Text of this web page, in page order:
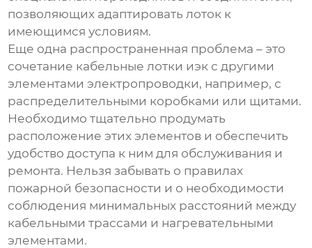
позволяющих адаптировать лоток к
имеющимся условиям.
Еще одна распространенная проблема – это
сочетание кабельные лотки иэк с другими
элементами электропроводки, например, с
распределительными коробками или щитами.
Необходимо тщательно продумать
расположение этих элементов и обеспечить
удобство доступа к ним для обслуживания и
ремонта. Нельзя забывать о правилах
пожарной безопасности и о необходимости
соблюдения минимальных расстояний между
кабельными трассами и нагревательными
элементами.